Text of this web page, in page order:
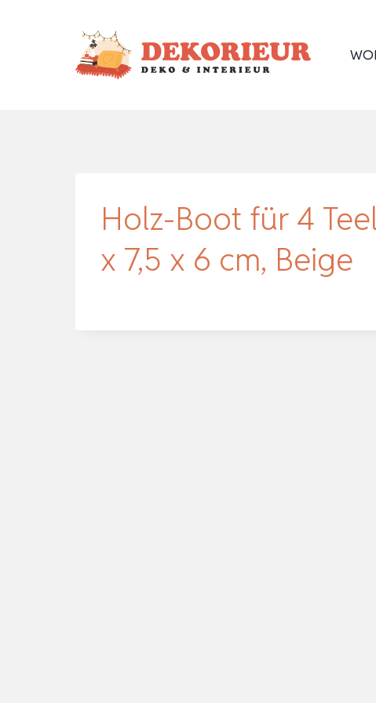
Holz-Boot für 4
x 7,5 x 6 cm, Beige